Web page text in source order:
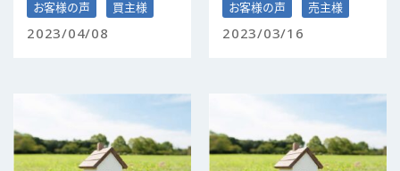
お客様の声 買主様
2023/04/08
お客様の声 売主様
2023/03/16